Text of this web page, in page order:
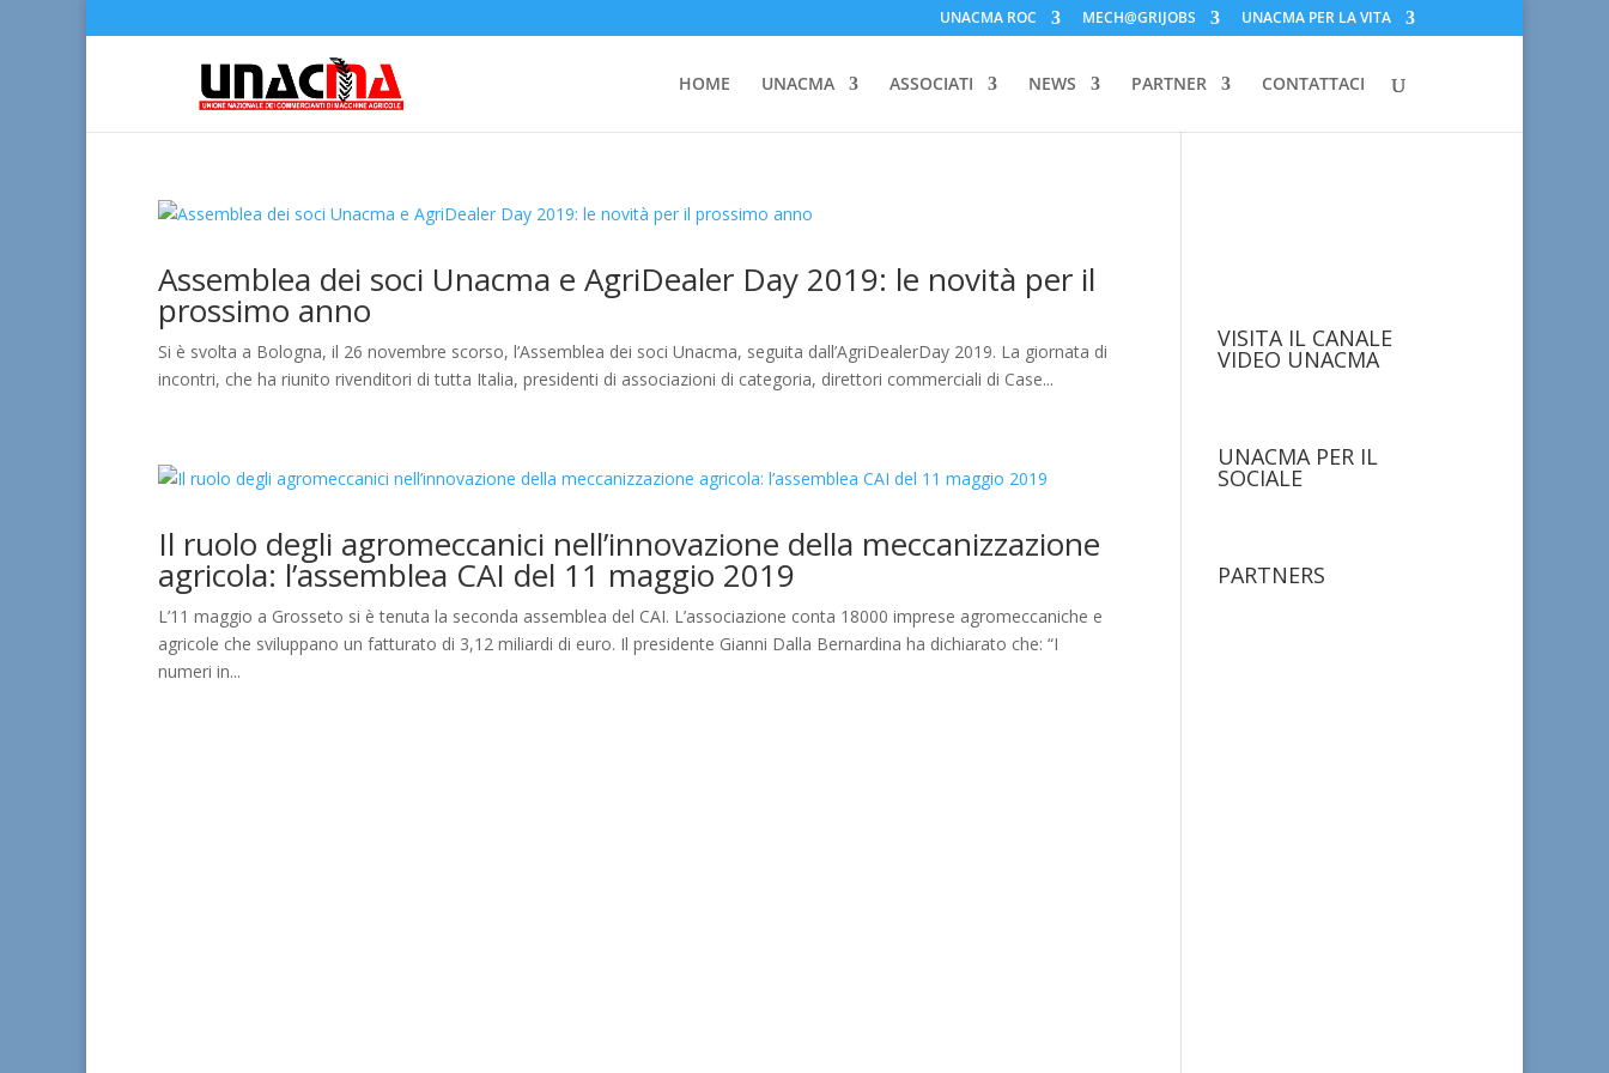
UNACMA ROC MECH@GRIJOBS UNACMA PER LA VITA
HOME UNACMA ASSOCIATI NEWS PARTNER CONTATTACI
Assemblea dei soci Unacma e AgriDealer Day 2019: le novità per il
prossimo anno
Si è svolta a Bologna, il 26 novembre scorso, l’Assemblea dei soci Unacma, seguita dall’AgriDealerDay 2019. La giornata di
incontri, che ha riunito rivenditori di tutta Italia, presidenti di associazioni di categoria, direttori commerciali di Case...
Il ruolo degli agromeccanici nell’innovazione della meccanizzazione
agricola: l’assemblea CAI del 11 maggio 2019
L’11 maggio a Grosseto si è tenuta la seconda assemblea del CAI. L’associazione conta 18000 imprese agromeccaniche e
agricole che sviluppano un fatturato di 3,12 miliardi di euro. Il presidente Gianni Dalla Bernardina ha dichiarato che: “I
numeri in...
VISITA IL CANALE
VIDEO UNACMA
UNACMA PER IL
SOCIALE
PARTNERS